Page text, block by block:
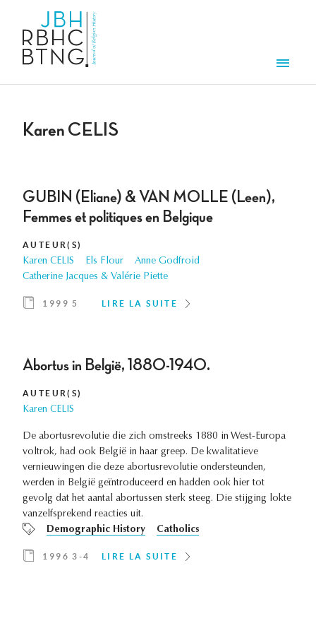
Karen CELIS
GUBIN (Eliane) & VAN MOLLE (Leen),
Femmes et politiques en Belgique
AUTEUR(S)
Karen CELIS Els Flour
Anne Godfroid
Catherine Jacques & Valérie Piette
1999 5 LIRE LA SUITE
Abortus in België, 1880-1940.
AUTEUR(S)
Karen CELIS
De abortusrevolutie die zich omstreeks 1880 in West-Europa
voltrok, had ook België in haar greep. De kwalitatieve
vernieuwingen die deze abortusrevolutie ondersteunden,
werden in België geïntroduceerd en hadden ook hier tot
gevolg dat het aantal abortussen sterk steeg. Die stijging lokte
vanzelfsprekend reacties uit.
Demographic History
Catholics
1996 3-4 LIRE LA SUITE